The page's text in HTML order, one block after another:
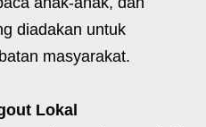
diadakan untuk
masyarakat.
Lokal